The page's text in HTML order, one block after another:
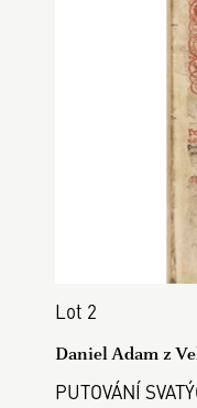
Lot 2
Daniel Adam z
PUTOVÁNÍ